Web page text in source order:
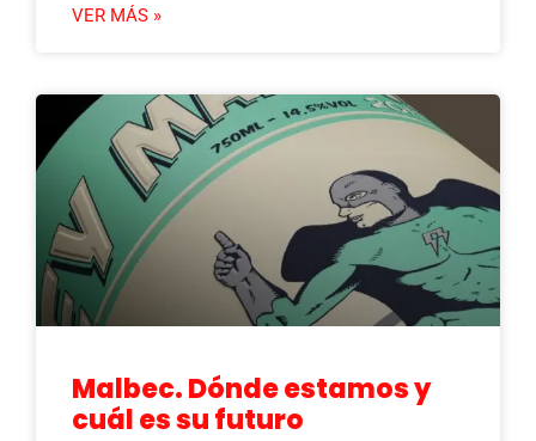
VER MÁS »
Malbec. Dónde estamos y
cuál es su futuro